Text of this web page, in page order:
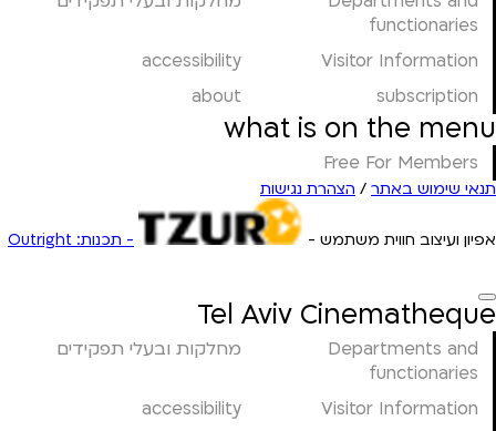
functionaries
Visitor Information
accessibility
subscription
about
what is on the menu
Free For Members
תנאי שימוש באתר / הצהרת נגישות
אפיון ועיצוב חווית משתמש - - תכנות: Outright
Tel Aviv Cinematheque
Departments and
functionaries
מחלקות ובעלי תפקידים
Visitor Information
accessibility